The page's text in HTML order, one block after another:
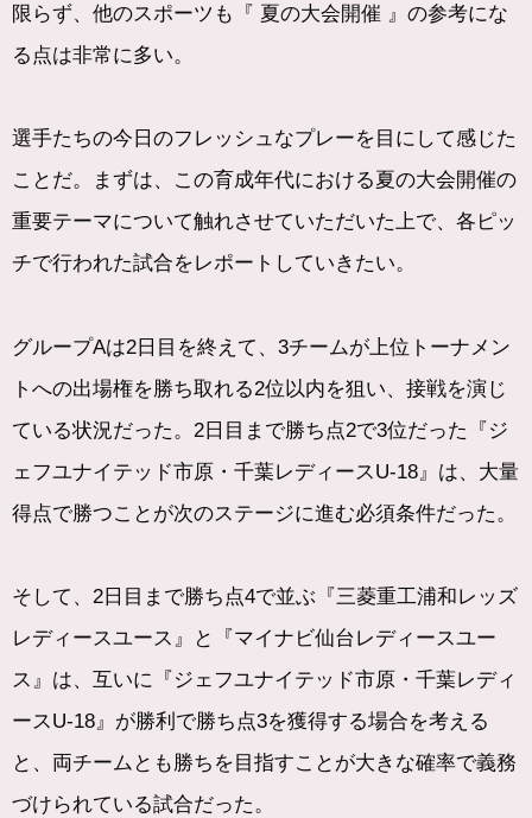
限らず、他のスポーツも『 夏の大会開催 』の参考にな
る点は非常に多い。
選手たちの今日のフレッシュなプレーを目にして感じた
ことだ。まずは、この育成年代における夏の大会開催の
重要テーマについて触れさせていただいた上で、各ピッ
チで行われた試合をレポートしていきたい。
グループAは2日目を終えて、3チームが上位トーナメン
トへの出場権を勝ち取れる2位以内を狙い、接戦を演じ
ている状況だった。2日目まで勝ち点2で3位だった『ジ
ェフユナイテッド市原・千葉レディースU-18』は、大量
得点で勝つことが次のステージに進む必須条件だった。
そして、2日目まで勝ち点4で並ぶ『三菱重工浦和レッズ
レディースユース』と『マイナビ仙台レディースユー
ス』は、互いに『ジェフユナイテッド市原・千葉レディ
ースU-18』が勝利で勝ち点3を獲得する場合を考える
と、両チームとも勝ちを目指すことが大きな確率で義務
づけられている試合だった。